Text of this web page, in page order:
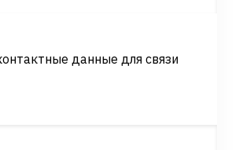
данные для связи